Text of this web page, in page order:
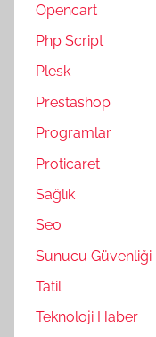
Opencart
Php Script
Plesk
Prestashop
Programlar
Proticaret
Sağlık
Seo
Sunucu Güvenliği
Tatil
Teknoloji Haber